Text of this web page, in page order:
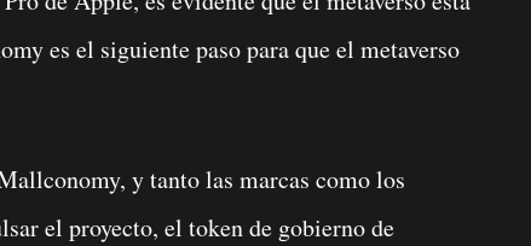
es el siguiente paso para que el metaverso
y tanto las marcas como los
el proyecto, el token de gobierno de